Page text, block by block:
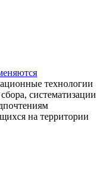
технологии
систематизации
на территории